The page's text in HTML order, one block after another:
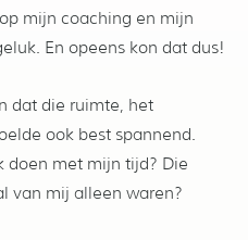
mijn coaching en mijn
En opeens kon dat dus!
dat die ruimte, het
ook best spannend.
doen met mijn tijd? Die
van mij alleen waren?